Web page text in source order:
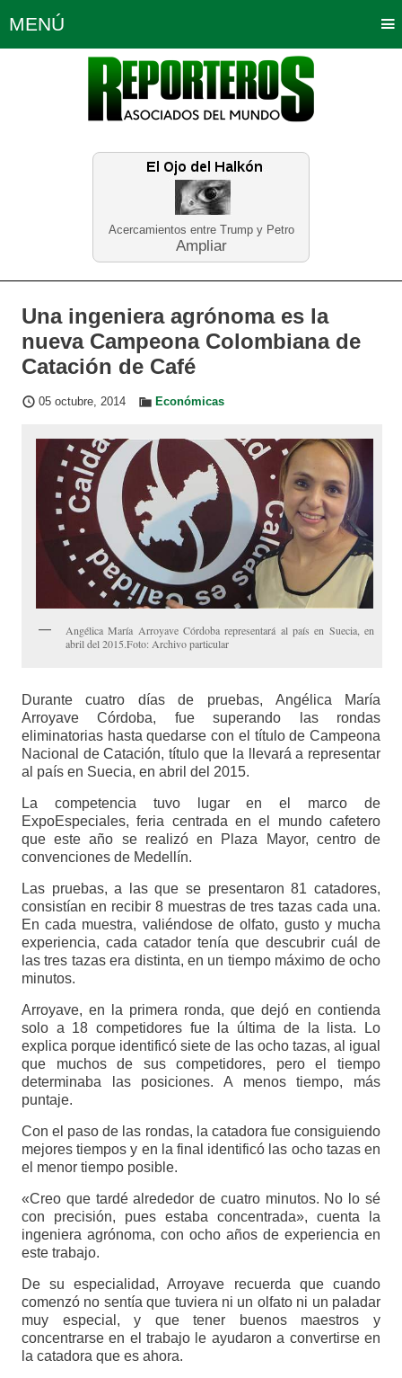
Acercamientos entre Trump y Petro
Ampliar
MENÚ
Política Opinión Bogotá
Planeta Tierra Deportes
Educación Neira
Una ingeniera agrónoma es la
nueva Campeona Colombiana de
Catación de Café
05 octubre, 2014 Económicas
Angélica María Arroyave Córdoba representará al país en Suecia, en
abril del 2015.Foto: Archivo particular
Durante cuatro días de pruebas, Angélica María
Arroyave Córdoba, fue superando las rondas
eliminatorias hasta quedarse con el título de Campeona
Nacional de Catación, título que la llevará a representar
al país en Suecia, en abril del 2015.
La competencia tuvo lugar en el marco de
ExpoEspeciales, feria centrada en el mundo cafetero
que este año se realizó en Plaza Mayor, centro de
convenciones de Medellín.
Las pruebas, a las que se presentaron 81 catadores,
consistían en recibir 8 muestras de tres tazas cada una.
En cada muestra, valiéndose de olfato, gusto y mucha
experiencia, cada catador tenía que descubrir cuál de
las tres tazas era distinta, en un tiempo máximo de ocho
minutos.
Arroyave, en la primera ronda, que dejó en contienda
solo a 18 competidores fue la última de la lista. Lo
explica porque identificó siete de las ocho tazas, al igual
que muchos de sus competidores, pero el tiempo
determinaba las posiciones. A menos tiempo, más
puntaje.
Con el paso de las rondas, la catadora fue consiguiendo
mejores tiempos y en la final identificó las ocho tazas en
el menor tiempo posible.
«Creo que tardé alrededor de cuatro minutos. No lo sé
con precisión, pues estaba concentrada», cuenta la
ingeniera agrónoma, con ocho años de experiencia en
este trabajo.
De su especialidad, Arroyave recuerda que cuando
comenzó no sentía que tuviera ni un olfato ni un paladar
muy especial, y que tener buenos maestros y
concentrarse en el trabajo le ayudaron a convertirse en
la catadora que es ahora.